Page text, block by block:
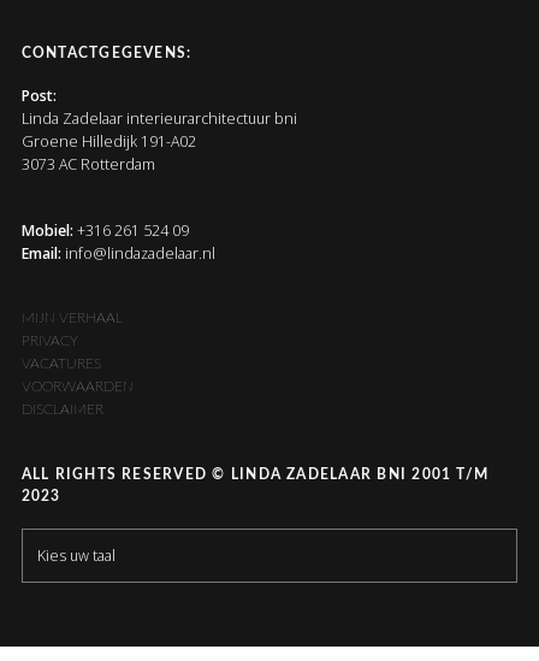
CONTACTGEGEVENS:
Post:
Linda Zadelaar interieurarchitectuur bni
Groene Hilledijk 191-A02
3073 AC Rotterdam
Mobiel: +316 261 524 09
Email: info@lindazadelaar.nl
MIJN VERHAAL
PRIVACY
VACATURES
VOORWAARDEN
DISCLAIMER
ALL RIGHTS RESERVED © LINDA ZADELAAR BNI 2001 T/M
2023